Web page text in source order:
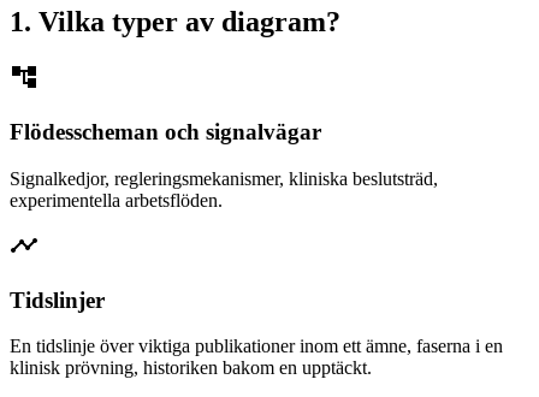
1. Vilka typer av diagram?
account_tree
Flödesscheman och signalvägar
Signalkedjor, regleringsmekanismer, kliniska beslutsträd,
experimentella arbetsflöden.
timeline
Tidslinjer
En tidslinje över viktiga publikationer inom ett ämne, faserna i en
klinisk prövning, historiken bakom en upptäckt.